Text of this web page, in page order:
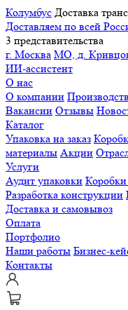
Колумбус Доставка
Доставляем по всей
3 представительства
г. Москва МО, д.
ИИ-ассистент
О нас
О компании
Вакансии Отзывы
Каталог
Упаковка на заказ
материалы Акции
Услуги
Аудит упаковки
Разработка конструкции
Доставка и самовывоз
Оплата
Портфолио
Наши работы Бизнес-
Контакты